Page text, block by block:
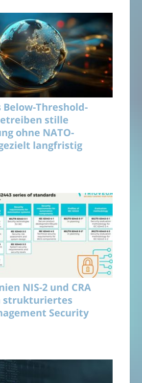
Below-Threshold-
stille
ohne NATO-
langfristig
NIS-2 und CRA
strukturiertes
Security